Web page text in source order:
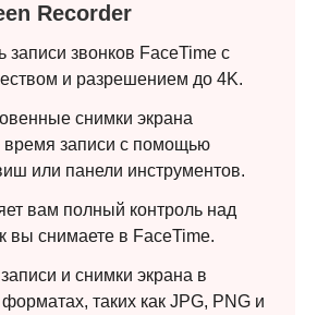
Recorder
записи звонков FaceTime с
и разрешением до 4K.
снимки экрана
время записи с помощью
или панели инструментов.
вам полный контроль над
вы снимаете в FaceTime.
и снимки экрана в
таких как JPG, PNG и